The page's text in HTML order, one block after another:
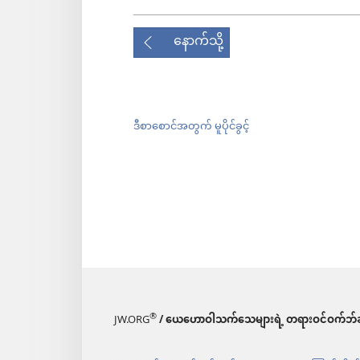
၇“သနားကြင်နာတတ်သူတွေ
လိမ့်မယ်။
ရလိမ့်မယ်။
မှန် စွပ်စွဲခံရတဲ့အခါ ပျော်ရွှင်ချမ်းမ
မယ့်ဆုဟာ+ ကြီးမြတ်တဲ့အတွက် ဝမ်း
နောက်သို့
ဒီစာစောင်အတွက် မူပိုင်ခွင့်
JW.ORG®/ ယေဟောဝါသက်သေများရဲ့ တရားဝင်ဝ